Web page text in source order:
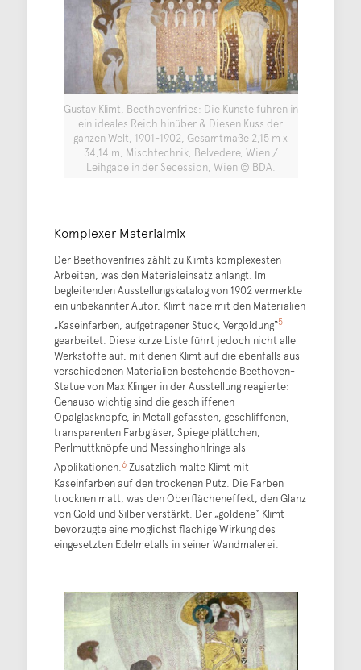
Gustav Klimt, Beethovenfries: Die Künste führen in
ein ideales Reich hinüber & Diesen Kuss der
ganzen Welt, 1901-1902, Gesamtmaße 2,15 m x
34,14 m, Mischtechnik, Belvedere, Wien /
Leihgabe in der Secession, Wien © BDA.
Komplexer Materialmix
Der Beethovenfries zählt zu Klimts komplexesten
Arbeiten, was den Materialeinsatz anlangt. Im
begleitenden Ausstellungskatalog von 1902 vermerkte
ein unbekannter Autor, Klimt habe mit den Materialien
„Kaseinfarben, aufgetragener Stuck, Vergoldung“5
gearbeitet. Diese kurze Liste führt jedoch nicht alle
Werkstoffe auf, mit denen Klimt auf die ebenfalls aus
verschiedenen Materialien bestehende Beethoven-
Statue von Max Klinger in der Ausstellung reagierte:
Genauso wichtig sind die geschliffenen
Opalglasknöpfe, in Metall gefassten, geschliffenen,
transparenten Farbgläser, Spiegelplättchen,
Perlmuttknöpfe und Messinghohlringe als
Applikationen.6Zusätzlich malte Klimt mit
Kaseinfarben auf den trockenen Putz. Die Farben
trocknen matt, was den Oberflächeneffekt, den Glanz
von Gold und Silber verstärkt. Der „goldene“ Klimt
bevorzugte eine möglichst flächige Wirkung des
eingesetzten Edelmetalls in seiner Wandmalerei.